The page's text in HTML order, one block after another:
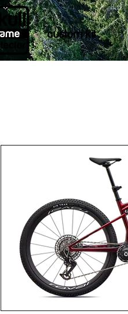
custom kit